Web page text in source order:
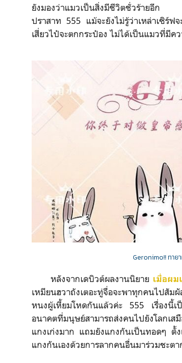
ยังมองว่าแมวเป็นสิ่งมีชีวิตชั่วร้ายอีก ง
ปราสาท 555 แม้จะยังไม่รู้ว่าเหล่าเซิร์
เสี่ยวไป๋จะตกกระป๋อง ไม่ได้เป็นแมวที่มีค
Geronimo!! ทาย
หลังจากเดบิวต์ผลงานนิยาย เมื่อผม
เหมียนฮวาถังเตอะทู่จื่อจะพาทุกคนไปสั
หนงผู้เหี้ยมโหดกันแล้วค่ะ 555 เรื่องนี้
อนาคตที่มนุษย์สามารถส่งคนไปยังโลกเ
แกงเก่งมาก แถมยังแกงกันเป็นทอดๆ
แกงกันเองด้วยการลากคนอื่นมาร่วมชะต